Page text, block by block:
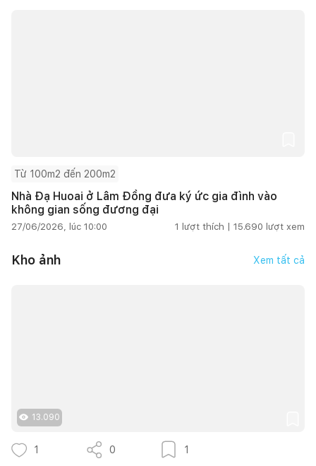
Từ 100m2 đến 200m2
Nhà Đạ Huoai ở Lâm Đồng đưa ký ức gia đình vào
không gian sống đương đại
27/06/2026, lúc 10:00 1 lượt thích | 15.690 lượt xem
Kho ảnh Xem tất cả
13.090
1 0 1